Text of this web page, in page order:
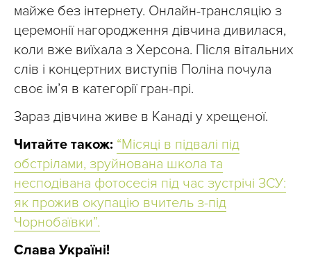
майже без інтернету. Онлайн-трансляцію з
церемонії нагородження дівчина дивилася,
коли вже виїхала з Херсона. Після вітальних
слів і концертних виступів Поліна почула
своє ім’я в категорії гран-прі.
Зараз дівчина живе в Канаді у хрещеної.
Читайте також: “Місяці в підвалі під
обстрілами, зруйнована школа та
несподівана фотосесія під час зустрічі ЗСУ:
як прожив окупацію вчитель з-під
Чорнобаївки”.
Слава Україні!